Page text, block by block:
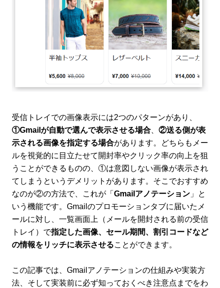
受信トレイでの画像表示には2つのパターンがあり、
①Gmailが自動で選んで表示させる場合、 ②送る側が表
示される画像を指定する場合があります。どちらもメー
ルを視覚的に目立たせて開封率やクリック率の向上を狙
うことができるものの、①は意図しない画像が表示され
てしまうというデメリットがあります。そこでおすすめ
なのが②の方法で、これが「 Gmailアノテーション」と
いう機能です。Gmailのプロモーションタブに届いたメ
ールに対し、一覧画面上（メールを開封される前の受信
トレイ）で指定した画像、セール期間、割引コードなど
の情報をリッチに表示させることができます。
この記事では、Gmailアノテーションの仕組みや実装方
法、そして実装前に必ず知っておくべき注意点までをわ